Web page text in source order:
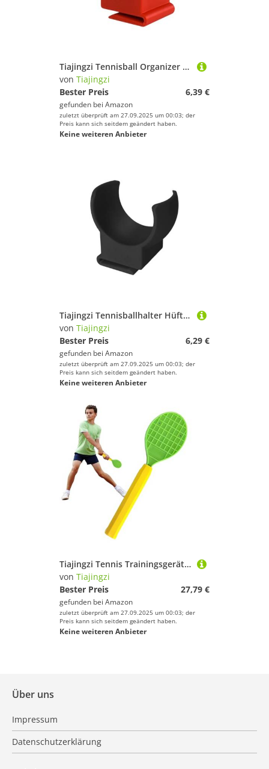
Tiajingzi Tennisball Organizer Clip,Hüftgurt Clip Tennisball Halter - Sicherer Griff Sporthalter Für Anfänger Fitness Enthusiasten Spieler Sportler
von Tiajingzi
Bester Preis
6,39 €
gefunden bei Amazon
zuletzt überprüft am 27.09.2025 um 00:03; der
Preis kann sich seitdem geändert haben.
Keine weiteren Anbieter
Tiajingzi Tennisballhalter Hüftclip, Hüftgurt Tennisballhalter, Sportzubehör Aufbewahrung Sichere Griffhalterung für Garten Turnier Fitness Outdoor Training
von Tiajingzi
Bester Preis
6,29 €
gefunden bei Amazon
zuletzt überprüft am 27.09.2025 um 00:03; der
Preis kann sich seitdem geändert haben.
Keine weiteren Anbieter
Tiajingzi Tennis Trainingsgerät | Trainingshilfe Zum Schlagübungen - Tragbares Übungszubehör Schläger Korrektor Für Anfänger Frauen Männer Jugendliche Erwachsene Alle Altersgruppen
von Tiajingzi
Bester Preis
27,79 €
gefunden bei Amazon
zuletzt überprüft am 27.09.2025 um 00:03; der
Preis kann sich seitdem geändert haben.
Keine weiteren Anbieter
Über uns
Impressum
Datenschutzerklärung